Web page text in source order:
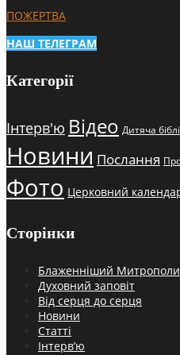
ПОЖЕРТВА
НАШ ТЕЛЕГРАМ
Категорії
Інтерв'ю Відео Дитяча
Новини Послання
Фото Церковний
Сторінки
Блаженніший
Духовний заповіт
Від серця до серця
Новини
Статті
Інтерв’ю